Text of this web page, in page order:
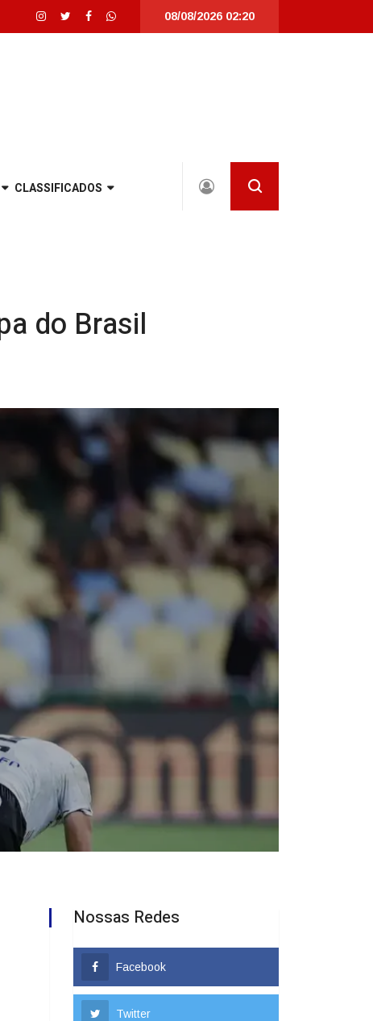
Catarina |Detrans instala novo semáforo na rua Santa Catarina, na zona
08/08/2026 02:20
CLASSIFICADOS
do Brasil
Nossas Redes
Facebook
Twitter